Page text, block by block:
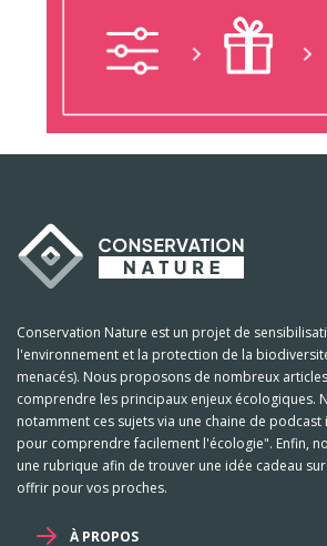
Conservation Nature est un projet de
l'environnement et la protection de la
menacés). Nous proposons de nombreux
comprendre les principaux enjeux écologiques.
notamment ces sujets via une chaine de
pour comprendre facilement l'écologie". Enfin,
une rubrique afin de trouver une idée cadeau
offrir pour vos proches.
À PROPOS